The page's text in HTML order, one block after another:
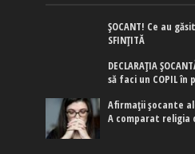
ȘOCANT! Ce au
SFINȚITĂ
DECLARAȚIA
să faci un COPIL în
Afirmaţii şocante
A comparat religia